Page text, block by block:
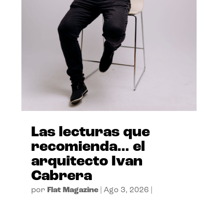
Las lecturas que
recomienda… el
arquitecto Ivan
Cabrera
por Flat Magazine| Ago 3, 2026